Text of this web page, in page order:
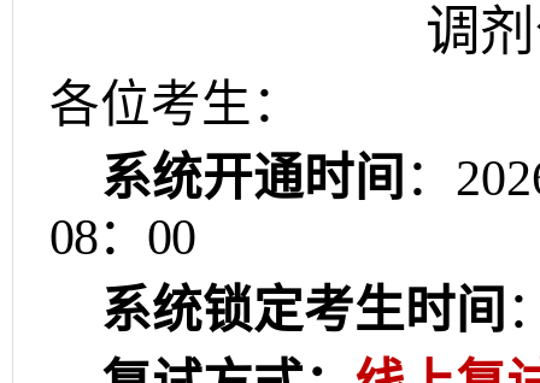
调
各位考生：
系统开通时间 ：
08： 00
系统锁定考生时间